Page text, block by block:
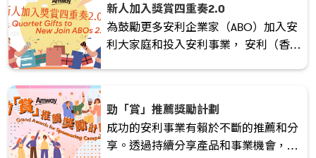
新人加入獎賞四重奏2.0
為鼓勵更多安利企業家（ABO）加入安
利大家庭和投入安利事業， 安利（香
勁「賞」推薦獎勵計劃
成功的安利事業有賴於不斷的推薦和分
享。透過持續分享產品和事業機會，我